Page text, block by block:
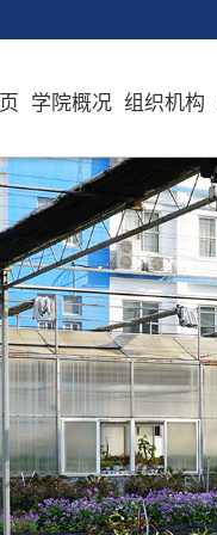
学院概况 组织机构